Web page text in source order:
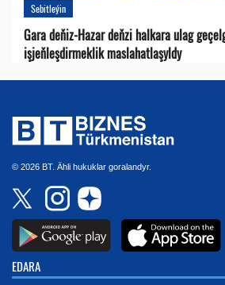
Sebitleýin
Gara deňiz-Hazar deňzi halkara ulag
işjeňleşdirmeklik maslahatlaşyldy
© 2026 BT. Ähli hukuklar goralandyr.
EDARA